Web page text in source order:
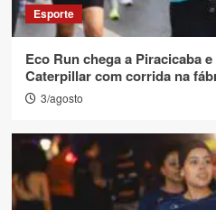
Esporte
Eco Run chega a Piracicaba
Caterpillar com corrida na
3/agosto